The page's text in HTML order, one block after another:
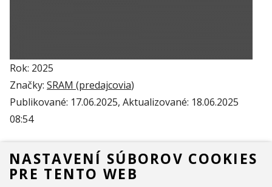
Rok: 2025
Značky: SRAM (predajcovia)
Publikované: 17.06.2025, Aktualizované: 18.06.2025
08:54
NASTAVENÍ SÚBOROV COOKIES
PRE TENTO WEB